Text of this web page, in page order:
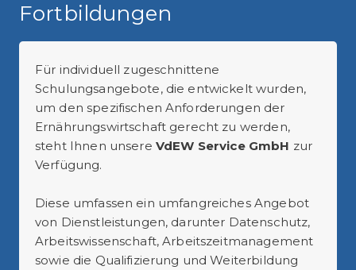
Fortbildungen
Für individuell zugeschnittene
Schulungsangebote, die entwickelt wurden,
um den spezifischen Anforderungen der
Ernährungswirtschaft gerecht zu werden,
steht Ihnen unsere VdEW Service GmbH zur
Verfügung.
Diese umfassen ein umfangreiches Angebot
von Dienstleistungen, darunter Datenschutz,
Arbeitswissenschaft, Arbeitszeitmanagement
sowie die Qualifizierung und Weiterbildung